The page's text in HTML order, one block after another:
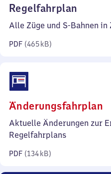
Regelfahrplan
465
Alle Züge und S-Bahnen in
PDF (465 kB)
Änderungsfahrplan
Aktuelle Änderungen zur
Regelfahrplans
PDF (134 kB)